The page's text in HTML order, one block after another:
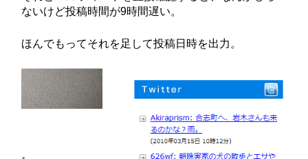
ないけど投稿時間が9時間遅い。
ほんでもってそれを足して投稿日時を出力。